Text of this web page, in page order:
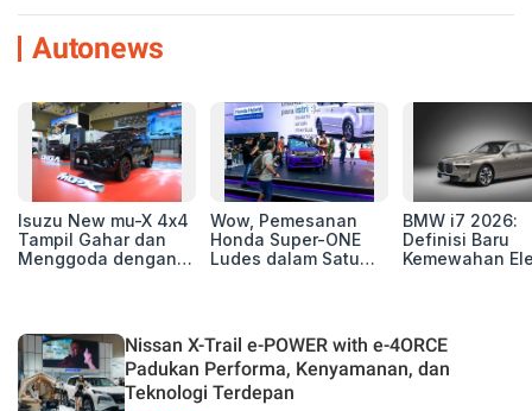
Autonews
Isuzu New mu-X 4x4
Tampil Gahar dan
Menggoda dengan
Wow, Pemesanan
Honda Super-ONE
Ludes dalam Satu
BMW i7 2026:
Definisi Baru
Kemewahan
Nissan X-Trail e-POWER with e-4ORCE
Padukan Performa, Kenyamanan, dan
Teknologi Terdepan